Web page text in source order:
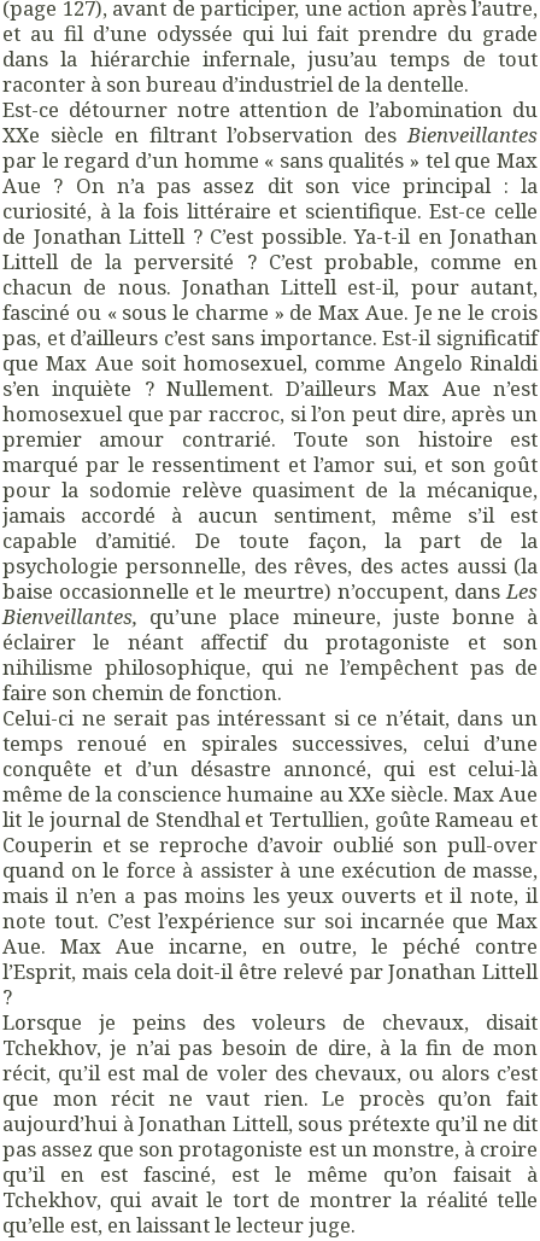
(page 127), avant de participer, une action après l’autre,
et au fil d’une odyssée qui lui fait prendre du grade
dans la hiérarchie infernale, jusu’au temps de tout
raconter à son bureau d’industriel de la dentelle.
Est-ce détourner notre attention de l’abomination du
XXe siècle en filtrant l’observation desBienveillantes
par le regard d’un homme « sans qualités » tel que Max
Aue ? On n’a pas assez dit son vice principal : la
curiosité, à la fois littéraire et scientifique. Est-ce celle
de Jonathan Littell ? C’est possible. Ya-t-il en Jonathan
Littell de la perversité ? C’est probable, comme en
chacun de nous. Jonathan Littell est-il, pour autant,
fasciné ou « sous le charme » de Max Aue. Je ne le crois
pas, et d’ailleurs c’est sans importance. Est-il significatif
que Max Aue soit homosexuel, comme Angelo Rinaldi
s’en inquiète ? Nullement. D’ailleurs Max Aue n’est
homosexuel que par raccroc, si l’on peut dire, après un
premier amour contrarié. Toute son histoire est
marqué par le ressentiment et l’amor sui, et son goût
pour la sodomie relève quasiment de la mécanique,
jamais accordé à aucun sentiment, même s’il est
capable d’amitié. De toute façon, la part de la
psychologie personnelle, des rêves, des actes aussi (la
baise occasionnelle et le meurtre) n’occupent, dansLes
Bienveillantes, qu’une place mineure, juste bonne à
éclairer le néant affectif du protagoniste et son
nihilisme philosophique, qui ne l’empêchent pas de
faire son chemin de fonction.
Celui-ci ne serait pas intéressant si ce n’était, dans un
temps renoué en spirales successives, celui d’une
conquête et d’un désastre annoncé, qui est celui-là
même de la conscience humaine au XXe siècle. Max Aue
lit le journal de Stendhal et Tertullien, goûte Rameau et
Couperin et se reproche d’avoir oublié son pull-over
quand on le force à assister à une exécution de masse,
mais il n’en a pas moins les yeux ouverts et il note, il
note tout. C’est l’expérience sur soi incarnée que Max
Aue. Max Aue incarne, en outre, le péché contre
l’Esprit, mais cela doit-il être relevé par Jonathan Littell
?
Lorsque je peins des voleurs de chevaux, disait
Tchekhov, je n’ai pas besoin de dire, à la fin de mon
récit, qu’il est mal de voler des chevaux, ou alors c’est
que mon récit ne vaut rien. Le procès qu’on fait
aujourd’hui à Jonathan Littell, sous prétexte qu’il ne dit
pas assez que son protagoniste est un monstre, à croire
qu’il en est fasciné, est le même qu’on faisait à
Tchekhov, qui avait le tort de montrer la réalité telle
qu’elle est, en laissant le lecteur juge.